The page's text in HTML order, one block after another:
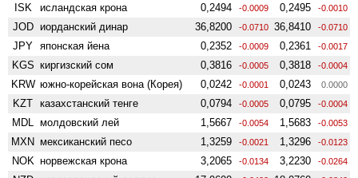
ISK исландская крона 0,2494 -0.0009 0,2495 -0.0010
JOD иорданский динар 36,8200 -0.0710 36,8410 -0.0710
JPY японская йена 0,2352 -0.0009 0,2361 -0.0017
KGS киргизский сом 0,3816 -0.0005 0,3818 -0.0004
KRW южно-корейская вона (Корея) 0,0242 -0.0001 0,0243 0.0000
KZT казахстанский тенге 0,0794 -0.0005 0,0795 -0.0004
MDL молдовский лей 1,5667 -0.0054 1,5683 -0.0053
MXN мексиканский песо 1,3259 -0.0021 1,3296 -0.0123
NOK норвежская крона 3,2065 -0.0134 3,2230 -0.0264